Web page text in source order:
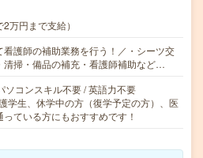
万円まで支給）
看護師の補助業務を行う！／・シーツ交
清掃・備品の補充・看護師補助など…
ソコンスキル不要 / 英語力不要
学生、休学中の方（復学予定の方）、医
ている方にもおすすめです！